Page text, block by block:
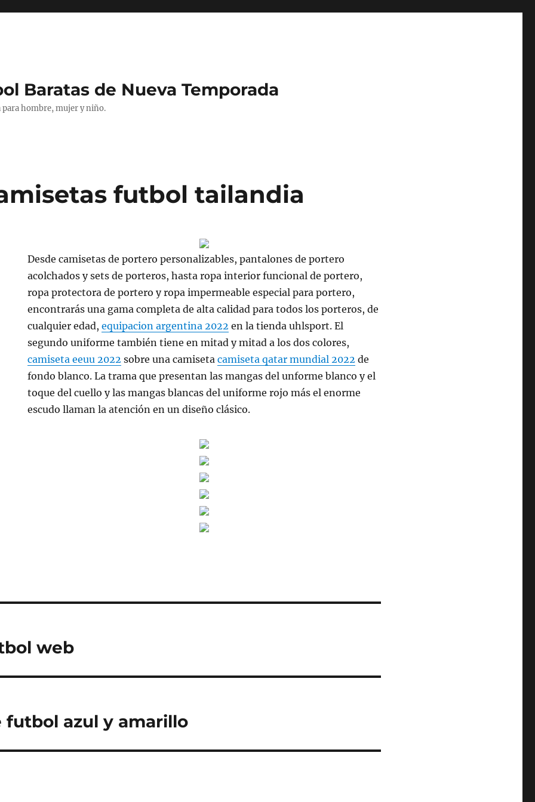
Baratas de Nueva Temporada
para hombre, mujer y niño.
futbol tailandia
Desde camisetas de portero personalizables, pantalones de portero
acolchados y sets de porteros, hasta ropa interior funcional de portero,
ropa protectora de portero y ropa impermeable especial para portero,
encontrarás una gama completa de alta calidad para todos los porteros, de
cualquier edad,equipacion argentina 2022 en la tienda uhlsport. El
segundo uniforme también tiene en mitad y mitad a los dos colores,
camiseta eeuu 2022 sobre una camisetacamiseta qatar mundial 2022 de
fondo blanco. La trama que presentan las mangas del unforme blanco y el
toque del cuello y las mangas blancas del uniforme rojo más el enorme
escudo llaman la atención en un diseño clásico.
web
futbol azul y amarillo